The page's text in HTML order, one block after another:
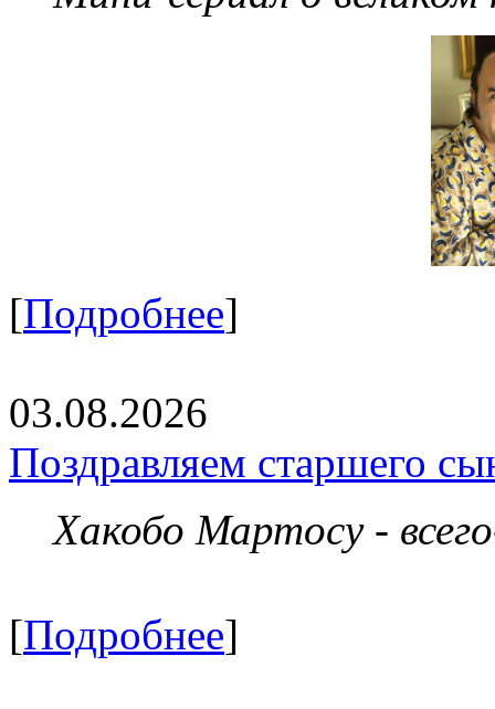
[Подробнее]
03.08.2026
Поздравляем старшего
Хакобо Мартосу -
[Подробнее]